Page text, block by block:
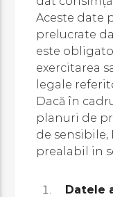
Aceste date
prelucrate
este
exercitarea
legale
Dacă în
planuri de
de
prealabil in
Datele